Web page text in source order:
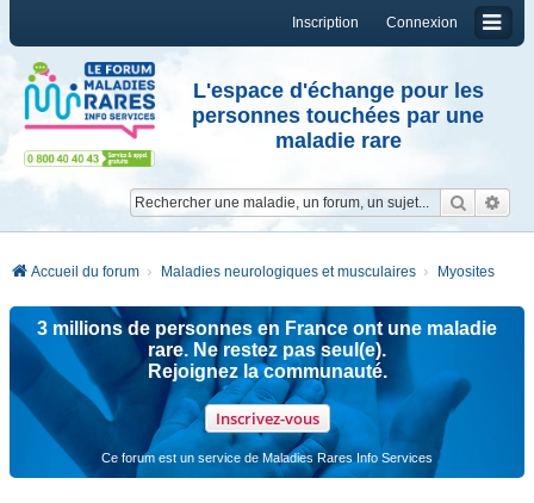
Connexion
Inscription
L'espace d'échange pour les
personnes touchées par une
maladie rare
Accueil du forum Maladies neurologiques et musculaires Myosites
3 millions de personnes en France ont une maladie
rare. Ne restez pas seul(e).
Rejoignez la communauté.
Inscrivez-vous
Ce forum est un service de Maladies Rares Info Services